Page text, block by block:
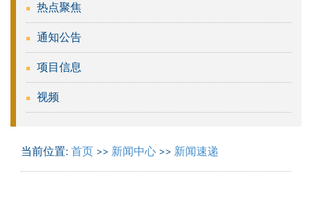
热点聚焦
通知公告
项目信息
视频
当前位置: 首页 >> 新闻中心 >> 新闻速递